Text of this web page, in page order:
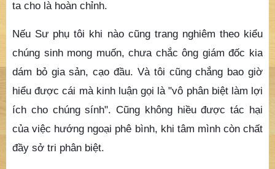
ta cho là hoàn chỉnh.
Nếu Sư phụ tôi khi nào cũng trang nghiêm theo kiểu
chúng sinh mong muốn, chưa chắc ông giám đốc kia
dám bỏ gia sản, cạo đầu. Và tôi cũng chắng bao giờ
hiểu được cái mà kinh luận gọi là "vô phân biệt làm lợi
ích cho chúng sính". Cũng không hiều được tác hại
của việc hướng ngoại phê bình, khi tâm mình còn chất
đầy sở tri phân biệt.